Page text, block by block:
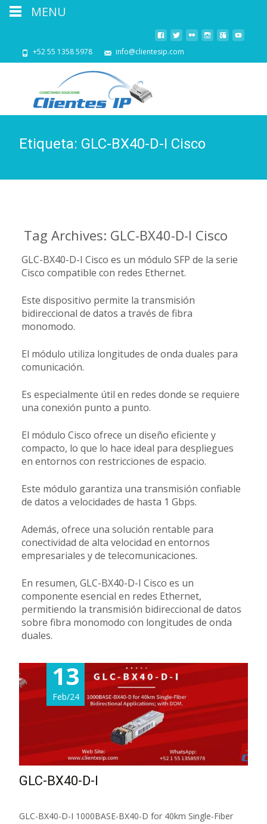
+52 55 1358 5978 info@clientesip.com
Etiqueta: GLC-BX40-D-I Cisco
Tag Archives: GLC-BX40-D-I Cisco
GLC-BX40-D-I Cisco es un módulo SFP de la serie
Cisco compatible con redes Ethernet.
Este dispositivo permite la transmisión
bidireccional de datos a través de fibra
monomodo.
El módulo utiliza longitudes de onda duales para
comunicación.
Es especialmente útil en redes donde se requiere
una conexión punto a punto.
El módulo Cisco ofrece un diseño eficiente y
compacto, lo que lo hace ideal para despliegues
en entornos con restricciones de espacio.
Este módulo garantiza una transmisión confiable
de datos a velocidades de hasta 1 Gbps.
Además, ofrece una solución rentable para
conectividad de alta velocidad en entornos
empresariales y de telecomunicaciones.
En resumen, GLC-BX40-D-I Cisco es un
componente esencial en redes Ethernet,
permitiendo la transmisión bidireccional de datos
sobre fibra monomodo con longitudes de onda
duales.
13
Feb/24
GLC-BX40-D-I
GLC-BX40-D-I 1000BASE-BX40-D for 40km Single-Fiber
MENU